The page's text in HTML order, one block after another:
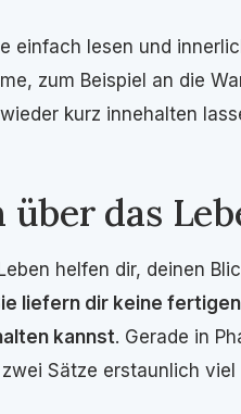
einfach lesen und
zum Beispiel an die
kurz innehalten
über das
helfen dir, deinen
liefern dir keine
kannst. Gerade in
Sätze erstaunlich viel